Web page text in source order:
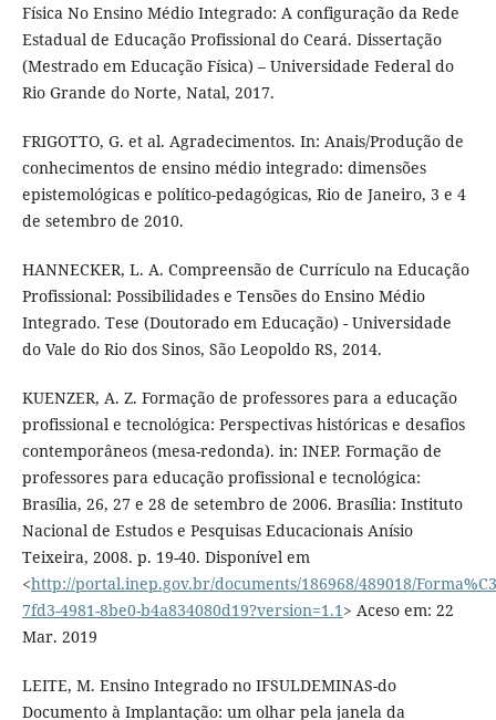
Física No Ensino Médio Integrado: A configuração da Rede
Estadual de Educação Profissional do Ceará. Dissertação
(Mestrado em Educação Física) – Universidade Federal do
Rio Grande do Norte, Natal, 2017.
FRIGOTTO, G. et al. Agradecimentos. In: Anais/Produção de
conhecimentos de ensino médio integrado: dimensões
epistemológicas e político-pedagógicas, Rio de Janeiro, 3 e 4
de setembro de 2010.
HANNECKER, L. A. Compreensão de Currículo na Educação
Profissional: Possibilidades e Tensões do Ensino Médio
Integrado. Tese (Doutorado em Educação) - Universidade
do Vale do Rio dos Sinos, São Leopoldo RS, 2014.
KUENZER, A. Z. Formação de professores para a educação
profissional e tecnológica: Perspectivas históricas e desafios
contemporâneos (mesa-redonda). in: INEP. Formação de
professores para educação profissional e tecnológica:
Brasília, 26, 27 e 28 de setembro de 2006. Brasília: Instituto
Nacional de Estudos e Pesquisas Educacionais Anísio
Teixeira, 2008. p. 19-40. Disponível em
<http://portal.inep.gov.br/documents/186968/489018/
7fd3-4981-8be0-b4a834080d19?version=1.1> Aceso em: 22
Mar. 2019
LEITE, M. Ensino Integrado no IFSULDEMINAS-do
Documento à Implantação: um olhar pela janela da